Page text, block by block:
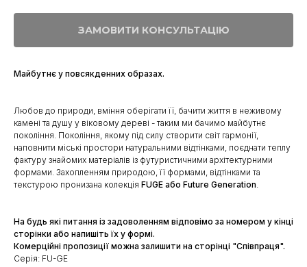
ЗАМОВИТИ КОНСУЛЬТАЦІЮ
Майбутнє у повсякденних образах.
Любов до природи, вміння оберігати її, бачити життя в неживому
камені та душу у віковому дереві - таким ми бачимо майбутнє
покоління. Покоління, якому під силу створити світ гармонії,
наповнити міські простори натуральними відтінками, поєднати теплу
фактуру знайомих матеріалів із футуристичними архітектурними
формами. Захопленням природою, її формами, відтінками та
текстурою пронизана колекція FUGE або Future Generation.
На будь які питання із задоволенням відповімо за номером у кінці
сторінки або напишіть їх у формі.
Комерційні пропозиції можна залишити на сторінці "Співпраця".
Серія: FU-GE